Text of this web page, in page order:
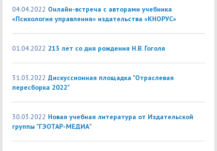
04.04.2022 Онлайн-встреча с авторами учебника
«Психология управления» издательства «КНОРУС»
01.04.2022 213 лет со дня рождения Н.В. Гоголя
31.03.2022 Дискуссионная площадка "Отраслевая
пересборка 2022"
30.03.2022 Новая учебная литература от Издательской
группы "ГЭОТАР-МЕДИА"